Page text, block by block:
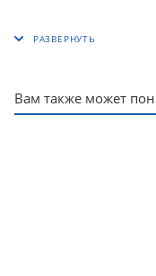
Вам также может